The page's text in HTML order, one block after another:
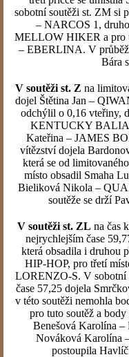
sobotní soutěži st. ZM si
– NARCOS 1,
MELLOW HIKER a pro
– EBERLINA. V
Bára
V soutěži st. Z na
dojel Štětina Jan –
odchýlil o 0,16 vteřiny,
KENTUCKY BALIA
Kateřina – JAMES
vítězství dojela
která se od
místo obsadil Smaha
Bieliková Nikola –
soutěže se drží
V soutěži st. ZL na čas
nejrychlejším čase
která obsadila i druhou
HIP-HOP, pro třetí
LORENZO-S. V sobotní
čase 57,25 dojela
v této soutěži nemohla
pro tuto soutěž a
Benešová Karolína
Nováková Karolína
postoupila